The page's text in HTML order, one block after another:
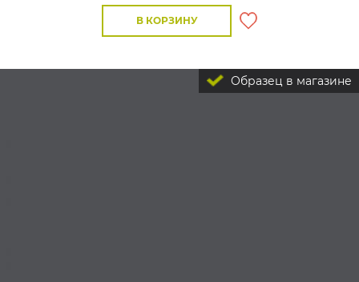
В КОРЗИНУ
Образец в магазине